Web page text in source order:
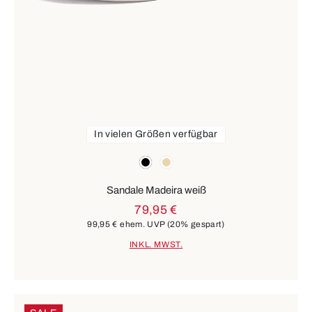
schwarzbeige
In vielen Größen verfügbar
Sandale Madeira weiß
79,95 €
99,95 € ehem. UVP (20% gespart)
INKL. MWST.